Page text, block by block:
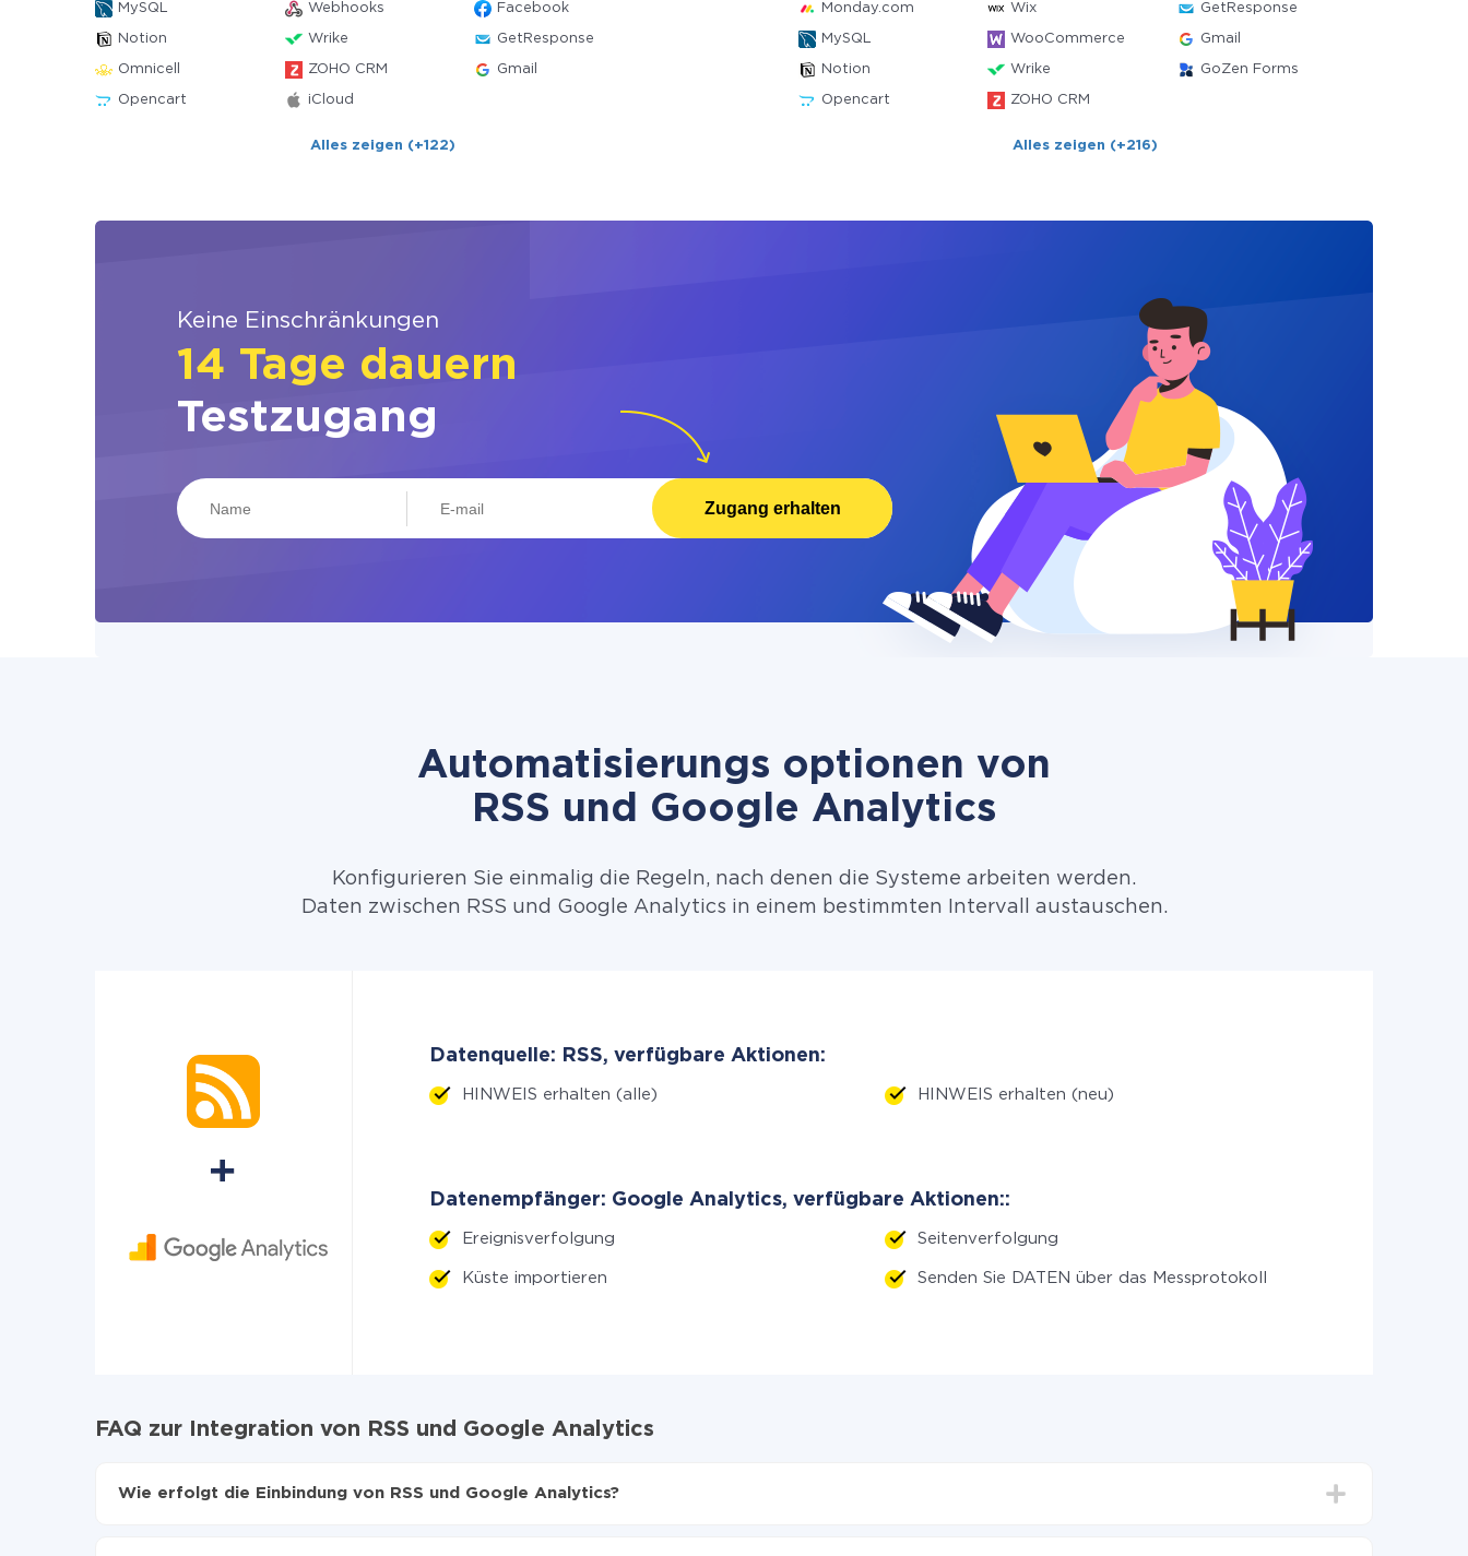
MySQL Webhooks Facebook
Notion Wrike GetResponse
Omnicell ZOHO CRM Gmail
Opencart iCloud
Alles zeigen (+122)
Monday.com Wix GetResponse
MySQL WooCommerce Gmail
Notion Wrike GoZen Forms
Opencart ZOHO CRM
Alles zeigen (+216)
Keine Einschränkungen
14 Tage dauern
Testzugang
Zugang erhalten
Automatisierungs optionen von
RSS und Google Analytics
Konfigurieren Sie einmalig die Regeln, nach denen die Systeme arbeiten werden.
Daten zwischen RSS und Google Analytics in einem bestimmten Intervall austauschen.
Datenquelle: RSS, verfügbare Aktionen:
HINWEIS erhalten (alle) HINWEIS erhalten (neu)
Datenempfänger: Google Analytics, verfügbare Aktionen::
Ereignisverfolgung Seitenverfolgung
Küste importieren Senden Sie DATEN über das Messprotokoll
FAQ zur Integration von RSS und Google Analytics
Wie erfolgt die Einbindung von RSS und Google Analytics?